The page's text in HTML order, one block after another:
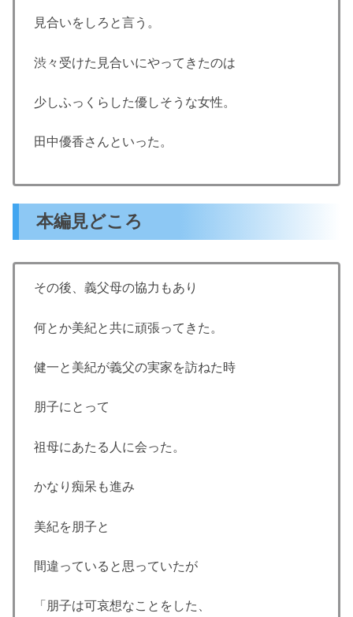
見合いをしろと言う。
渋々受けた見合いにやってきたのは
少しふっくらした優しそうな女性。
田中優香さんといった。
本編見どころ
その後、義父母の協力もあり
何とか美紀と共に頑張ってきた。
健一と美紀が義父の実家を訪ねた時
朋子にとって
祖母にあたる人に会った。
かなり痴呆も進み
美紀を朋子と
間違っていると思っていたが
「朋子は可哀想なことをした、